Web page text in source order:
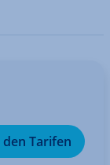
den Tarifen